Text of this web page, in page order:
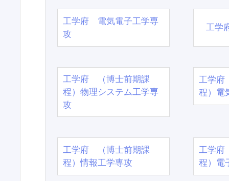
工学府 電気電子工学専
攻
工学
工学府 （博士前期課
程）物理システム工学専
攻
工学
程）電
工学府 （博士前期課
程）情報工学専攻
工学
程）電